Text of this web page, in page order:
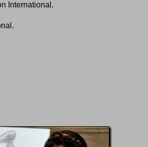
International.